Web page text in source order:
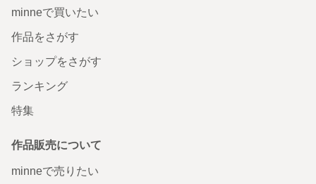
minneで買いたい
作品をさがす
ショップをさがす
ランキング
特集
作品販売について
minneで売りたい